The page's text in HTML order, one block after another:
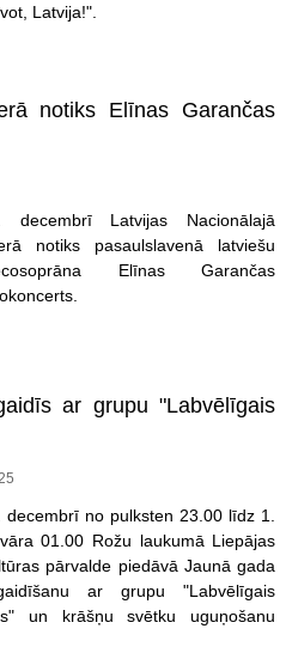
Latvija!".
notiks Elīnas Garančas
decembrī Latvijas Nacionālajā
notiks pasaulslavenā latviešu
Elīnas Garančas
ar grupu "Labvēlīgais
decembrī no pulksten 23.00 līdz 1.
01.00 Rožu laukumā Liepājas
pārvalde piedāvā Jaunā gada
ar grupu "Labvēlīgais
un krāšņu svētku uguņošanu